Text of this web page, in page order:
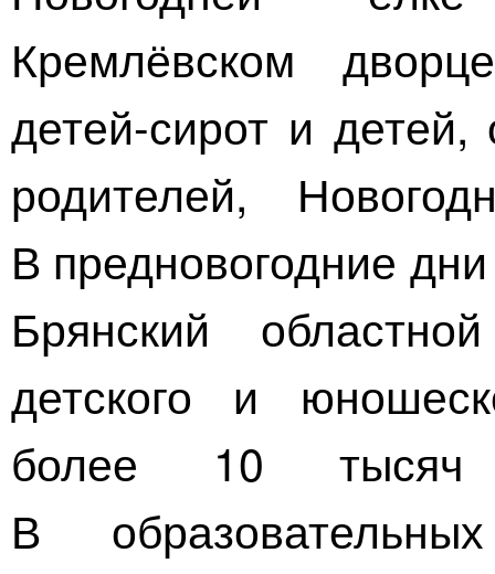
Кремлёвском
детей-сирот и детей,
родителей,
В предновогодние
Брянский
детского и
более 10
В